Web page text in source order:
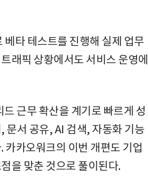
타 테스트를 진행해 실제 업무
래픽 상황에서도 서비스 운영에
근무 확산을 계기로 빠르게 성
문서 공유, AI 검색, 자동화 기능
카카오워크의 이번 개편도 기업
을 맞춘 것으로 풀이된다.